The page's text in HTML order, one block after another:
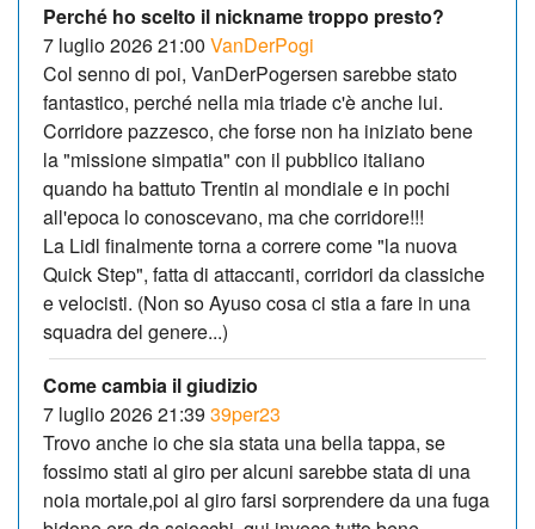
Perché ho scelto il nickname troppo presto?
7 luglio 2026 21:00 VanDerPogi
Col senno di poi, VanDerPogersen sarebbe stato
fantastico, perché nella mia triade c'è anche lui.
Corridore pazzesco, che forse non ha iniziato bene
la "missione simpatia" con il pubblico italiano
quando ha battuto Trentin al mondiale e in pochi
all'epoca lo conoscevano, ma che corridore!!!
La Lidl finalmente torna a correre come "la nuova
Quick Step", fatta di attaccanti, corridori da classiche
e velocisti. (Non so Ayuso cosa ci stia a fare in una
squadra del genere...)
Come cambia il giudizio
7 luglio 2026 21:39 39per23
Trovo anche io che sia stata una bella tappa, se
fossimo stati al giro per alcuni sarebbe stata di una
noia mortale,poi al giro farsi sorprendere da una fuga